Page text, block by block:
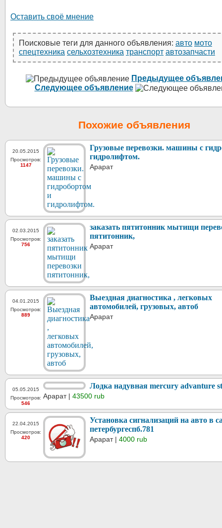
Оставить своё мнение
Поисковые теги для данного объявления: авто мото
спецтехника сельхозтехника транспорт автозапчасти
Предыдущее
Следующее объявление
Похожие объявления
20.05.2015
Просмотров:
1147
Грузовые перевозки. машины с
гидролифтом.
Арарат
02.03.2015
Просмотров:
756
заказать пятитонник мытищи
пятитонник,
Арарат
04.01.2015
Просмотров:
889
Выездная диагностика , легковых
автомобилей, грузовых, автоб
Арарат
05.05.2015
Просмотров:
546
Лодка надувная mercury advanture
Арарат | 43500 rub
22.04.2015
Просмотров:
420
Установка сигнализаций на авто в
петербургеспб.781
Арарат | 4000 rub